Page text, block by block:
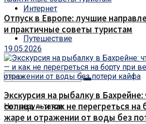
Интернет
Путешествие
Нет результатов
Отпуск в Европе: лучшие
и практичные советы туристам
19.05.2026
Экскурсия на рыбалку в Бахрейне:
солнца — и как не перегреться на
жаре и отражении от воды без